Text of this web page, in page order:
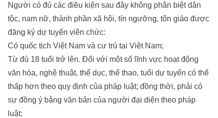
Người có đủ các điều kiện sau đây không phân biệt dân
tộc, nam nữ, thành phần xã hội, tín ngưỡng, tôn giáo được
đăng ký dự tuyển viên chức:
Có quốc tịch Việt Nam và cư trú tại Việt Nam;
Từ đủ 18 tuổi trở lên. Đối với một số lĩnh vực hoạt động
văn hóa, nghệ thuật, thể dục, thể thao, tuổi dự tuyển có thể
thấp hơn theo quy định của pháp luật; đồng thời, phải có
sự đồng ý bằng văn bản của người đại diện theo pháp
luật;